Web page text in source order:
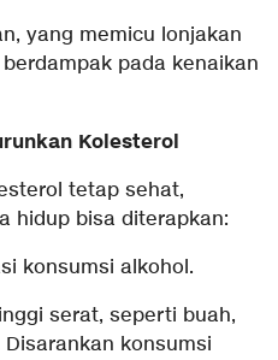
yang memicu lonjakan
pada kenaikan
Kolesterol
tetap sehat,
hidup bisa diterapkan:
konsumsi alkohol.
serat, seperti buah,
konsumsi